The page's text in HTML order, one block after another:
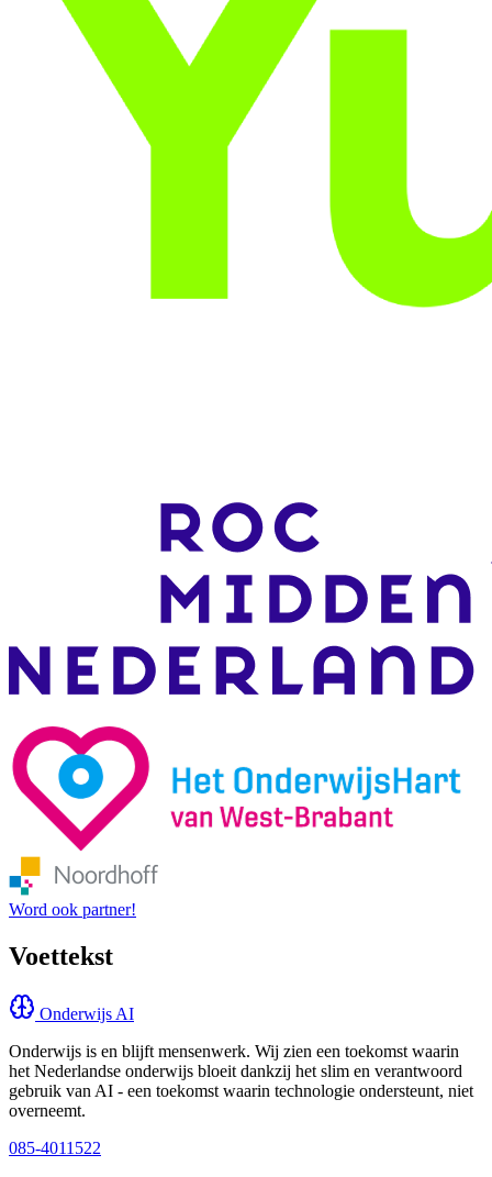
Word ook partner!
Voettekst
Onderwijs AI
Onderwijs is en blijft mensenwerk. Wij zien een toekomst waarin
het Nederlandse onderwijs bloeit dankzij het slim en verantwoord
gebruik van AI - een toekomst waarin technologie ondersteunt, niet
overneemt.
085-4011522